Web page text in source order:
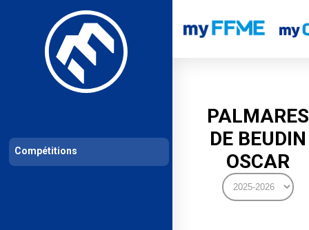
Les compétitions Calendrier de compétitions Classements
PALMARES
DE BEUDIN
OSCAR
Compétitions